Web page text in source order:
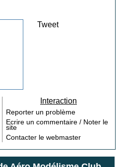
Tweet
Interaction
Reporter un problème
Ecrire un commentaire / Noter le
site
Contacter le webmaster